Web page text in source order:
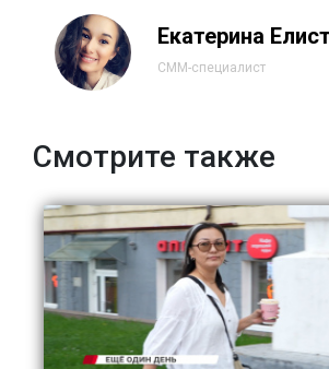
Екатерина
СММ-специалист
Смотрите также